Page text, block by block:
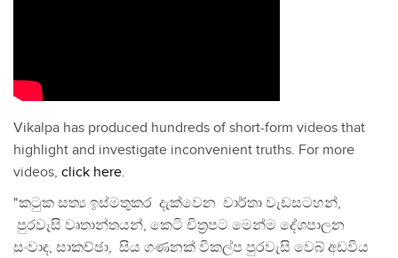
Vikalpa has produced hundreds of short-form videos that
highlight and investigate inconvenient truths. For more
videos, click here.
"කටුක සත්‍ය ඉස්මතුකර දැක්වෙන වාර්තා වැඩසටහන්,
පුරවැසි වෘතාන්තයන්, කෙටි චිත්‍රපට මෙන්ම දේශපාලන
සංවාද, සාකච්ඡා, සිය ගණනක් විකල්ප පුරවැසි වෙබ් අඩවිය